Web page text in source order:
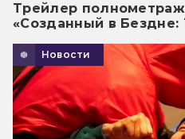
Трейлер
«Созданный в
Новости